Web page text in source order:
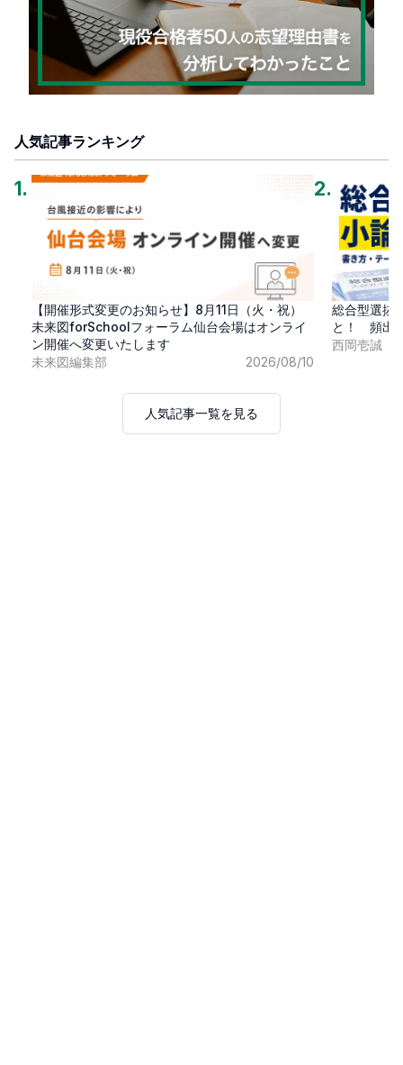
人気記事ランキング
1 .
【開催形式変更のお知らせ】8月11日（火・祝）
未来図forSchoolフォーラム仙台会場はオンライ
ン開催へ変更いたします
未来図編集部
2026/08/10
2.
総合型選抜
と！ 頻出
西岡壱誠
人気記事一覧を見る